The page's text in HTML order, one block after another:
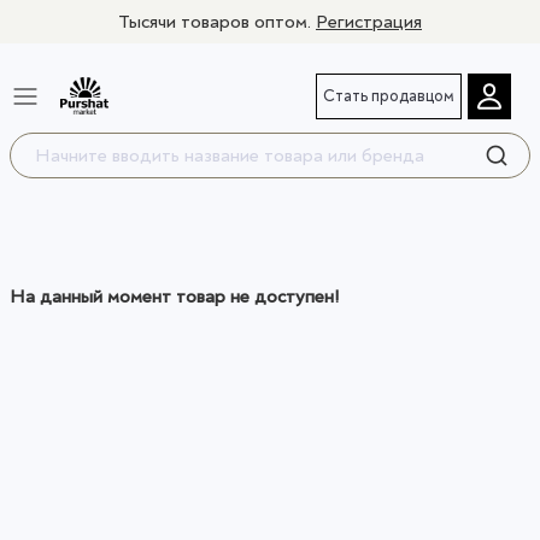
Тысячи товаров оптом. Регистрация
Стать продавцом
На данный момент товар не доступен!